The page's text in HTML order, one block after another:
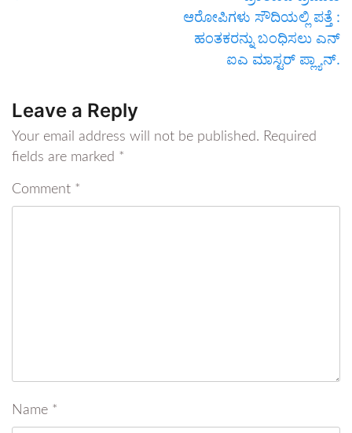
ಆರೋಪಿಗಳು ಸೌದಿಯಲ್ಲಿ ಪತ್ತೆ :
ಹಂತಕರನ್ನು ಬಂಧಿಸಲು ಎನ್​
ಐಎ ಮಾಸ್ಟರ್ ಪ್ಲ್ಯಾನ್​​.
Leave a Reply
Your email address will not be published. Required
fields are marked *
Comment *
Name *